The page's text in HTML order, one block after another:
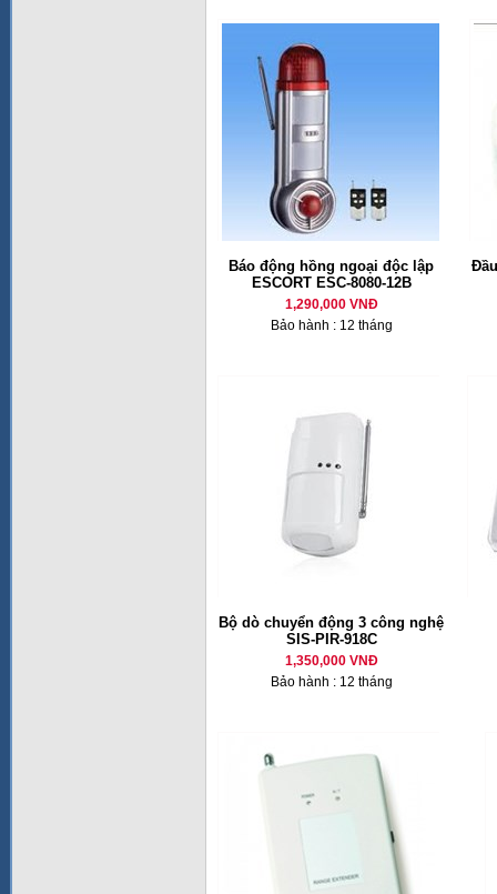
Báo động hồng ngoại độc lập
ESCORT ESC-8080-12B
1,290,000 VNĐ
Bảo hành : 12 tháng
Bộ dò chuyển động 3 công nghệ
SIS-PIR-918C
1,350,000 VNĐ
Bảo hành : 12 tháng